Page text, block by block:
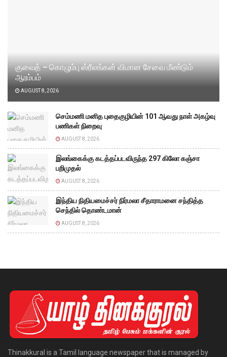
குவைத் – கொழும்பு ஸ்ரீலங்கன் விமான சேவை மீண்டும்
ஆரம்பம்
AUGUST 8, 2026
செம்மணி மனித புதைகுழியின் 101 ஆவது நாள் அகழ்வு
பணிகள் நிறைவு
AUGUST 8, 2026
இலங்கைக்கு கடத்தப்படவிருந்த 297 கிலோ கஞ்சா
பறிமுதல்
AUGUST 8, 2026
இந்திய நிதியமைச்சர் நிர்மலா சீதாராமனை சந்தித்த
செந்தில் தொண்டமான்
AUGUST 8, 2026
Thinakkural is a Tamil language newspaper that is managed by